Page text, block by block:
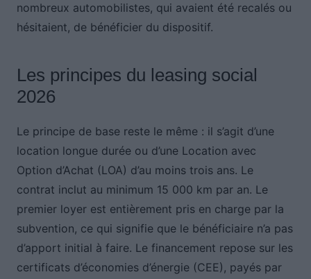
nombreux automobilistes, qui avaient été recalés ou
hésitaient, de bénéficier du dispositif.
Les principes du leasing social
2026
Le principe de base reste le même : il s’agit d’une
location longue durée ou d’une Location avec
Option d’Achat (LOA) d’au moins trois ans. Le
contrat inclut au minimum 15 000 km par an. Le
premier loyer est entièrement pris en charge par la
subvention, ce qui signifie que le bénéficiaire n’a pas
d’apport initial à faire. Le financement repose sur les
certificats d’économies d’énergie (CEE), payés par